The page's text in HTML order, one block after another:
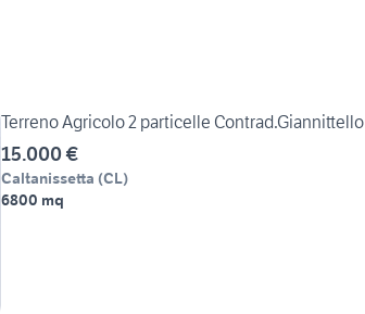
Terreno Agricolo 2 particelle Contrad.Giannittello
15.000 €
Caltanissetta (CL)
6800 mq